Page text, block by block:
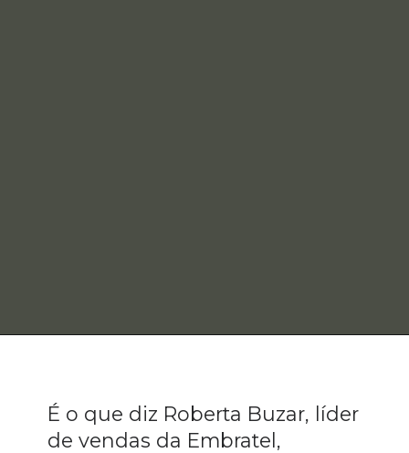
É o que diz Roberta Buzar, líder
de vendas da Embratel,